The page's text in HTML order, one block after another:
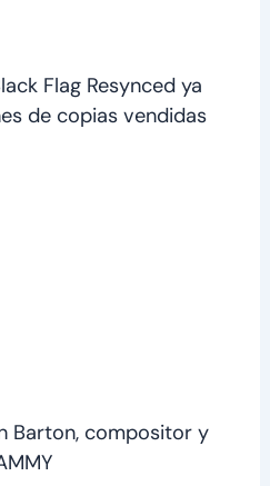
Flag Resynced ya
de copias vendidas
Barton, compositor y